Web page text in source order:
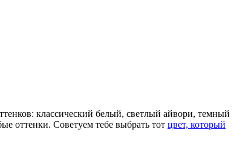
классический белый, светлый айвори, темный
оттенки. Советуем тебе выбрать тот цвет, который